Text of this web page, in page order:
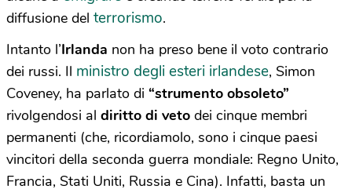
diffusione del terrorismo.
Intanto l’Irlanda non ha preso bene il voto contrario
dei russi. Il ministro degli esteri irlandese, Simon
Coveney, ha parlato di “strumento obsoleto”
rivolgendosi al diritto di veto dei cinque membri
permanenti (che, ricordiamolo, sono i cinque paesi
vincitori della seconda guerra mondiale: Regno Unito,
Francia, Stati Uniti, Russia e Cina). Infatti, basta un